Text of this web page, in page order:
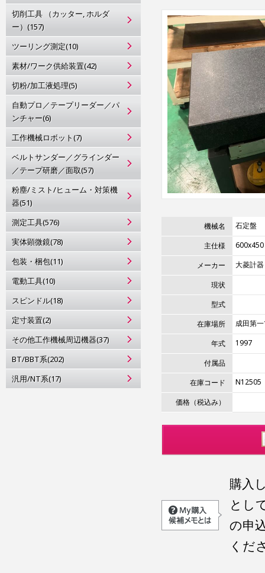
切削工具 （カッター, ホルダ
ー）(157)
ツーリング測定(10)
素材/ワーク供給装置(42)
切粉/加工液処理(5)
自動プロ／テープリーダー／パ
ンチャー(6)
工作機械ロボット(7)
ベルトサンダー／グラインダー
／テープ研磨／面取(57)
粉塵/ミスト/ヒューム・対策機
器(51)
測定工具(576)
実体顕微鏡(78)
包装・梱包(11)
電動工具(10)
スピンドル(18)
定寸装置(2)
その他工作機械周辺機器(37)
BT/BBT系(202)
汎用/NT系(17)
機械名
石定盤
主仕様
600x450
メーカー
大菱計器
現状
型式
在庫場所
成田第
年式
1997
付属品
在庫コード
N12505
価格（税込み）
購入
とし
の申
くだ